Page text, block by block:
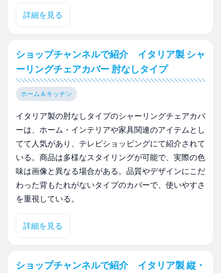
詳細を見る
ショップチャンネルで紹介 イタリア製 シャ
ーリングチェアカバー 肘なしタイプ
ホーム＆キッチン
イタリア製の肘なしタイプのシャーリングチェアカバ
ーは、ホーム・インテリアや家具関連のアイテムとし
てて人気があり、テレビショッピングにて紹介されて
いる。商品は多様なスタイリングが可能で、実際の色
味は画像と異なる場合がある。品質やデザインにこだ
わった背もたれがないタイプのカバーで、使いやすさ
を重視している。
詳細を見る
ショップチャンネルで紹介 イタリア製 縦・